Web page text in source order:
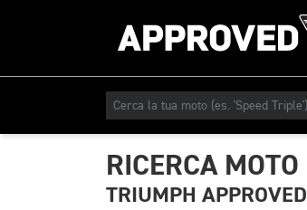
RICERCA MOTO
TRIUMPH APPROVED